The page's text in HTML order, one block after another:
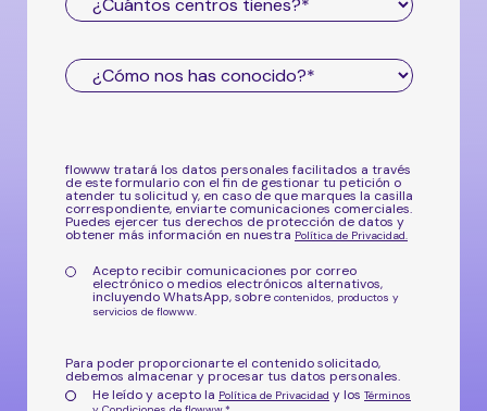
flowww tratará los datos personales facilitados a través
de este formulario con el fin de gestionar tu petición o
atender tu solicitud y, en caso de que marques la casilla
correspondiente, enviarte comunicaciones comerciales.
Puedes ejercer tus derechos de protección de datos y
obtener más información en nuestra Política de Privacidad
Acepto recibir comunicaciones por correo
electrónico o medios electrónicos alternativos,
incluyendo WhatsApp, sobre contenidos, productos y
servicios de flowww.
Para poder proporcionarte el contenido solicitado,
debemos almacenar y procesar tus datos personales.
He leído y acepto la Política de Privacidad y los Términos